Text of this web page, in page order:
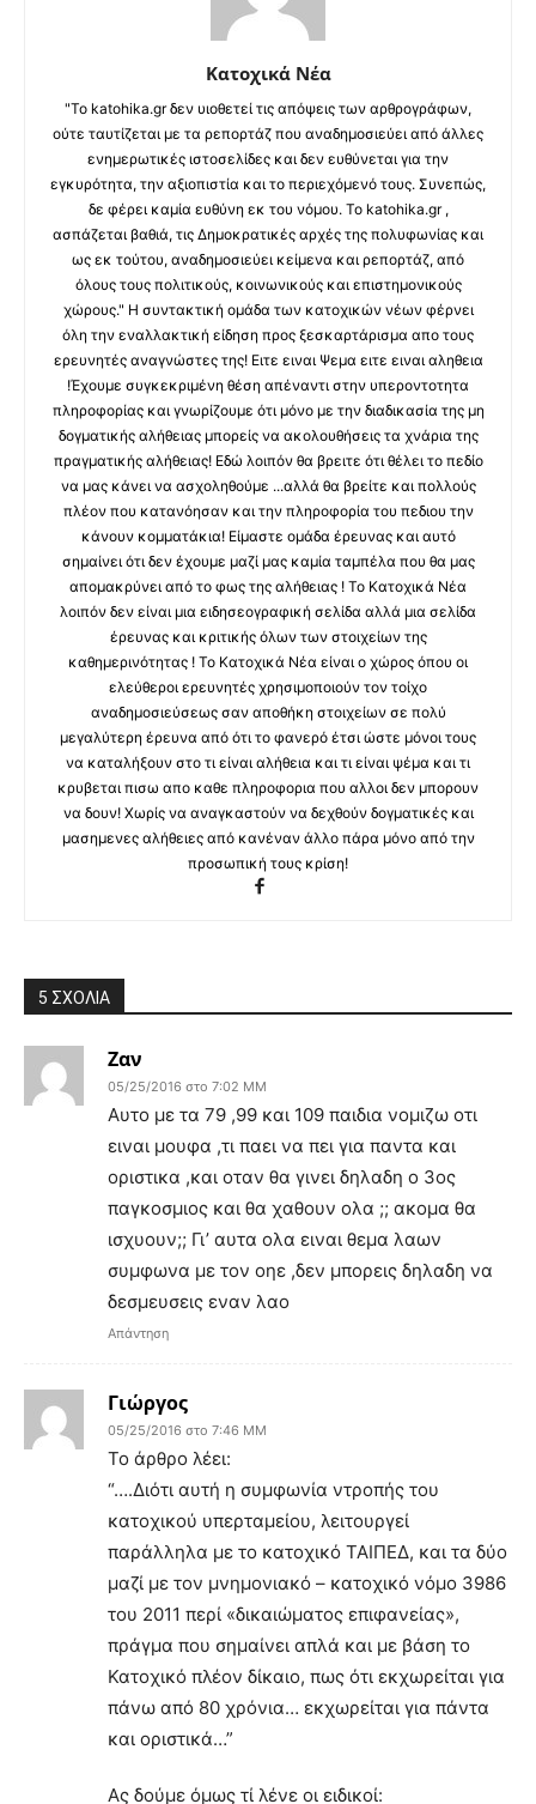
Κατοχικά Νέα
"Το katohika.gr δεν υιοθετεί τις απόψεις των αρθρογράφων,
ούτε ταυτίζεται με τα ρεπορτάζ που αναδημοσιεύει από άλλες
ενημερωτικές ιστοσελίδες και δεν ευθύνεται για την
εγκυρότητα, την αξιοπιστία και το περιεχόμενό τους. Συνεπώς,
δε φέρει καμία ευθύνη εκ του νόμου. Το katohika.gr ,
ασπάζεται βαθιά, τις Δημοκρατικές αρχές της πολυφωνίας και
ως εκ τούτου, αναδημοσιεύει κείμενα και ρεπορτάζ, από
όλους τους πολιτικούς, κοινωνικούς και επιστημονικούς
χώρους." Η συντακτική ομάδα των κατοχικών νέων φέρνει
όλη την εναλλακτική είδηση προς ξεσκαρτάρισμα απο τους
ερευνητές αναγνώστες της! Ειτε ειναι Ψεμα ειτε ειναι αληθεια
!Έχουμε συγκεκριμένη θέση απέναντι στην υπεροντοτητα
πληροφορίας και γνωρίζουμε ότι μόνο με την διαδικασία της μη
δογματικής αλήθειας μπορείς να ακολουθήσεις τα χνάρια της
πραγματικής αλήθειας! Εδώ λοιπόν θα βρειτε ότι θέλει το πεδίο
να μας κάνει να ασχοληθούμε ...αλλά θα βρείτε και πολλούς
πλέον που κατανόησαν και την πληροφορία του πεδιου την
κάνουν κομματάκια! Είμαστε ομάδα έρευνας και αυτό
σημαίνει ότι δεν έχουμε μαζί μας καμία ταμπέλα που θα μας
απομακρύνει από το φως της αλήθειας ! Το Κατοχικά Νέα
λοιπόν δεν είναι μια ειδησεογραφική σελίδα αλλά μια σελίδα
έρευνας και κριτικής όλων των στοιχείων της
καθημερινότητας ! Το Κατοχικά Νέα είναι ο χώρος όπου οι
ελεύθεροι ερευνητές χρησιμοποιούν τον τοίχο
αναδημοσιεύσεως σαν αποθήκη στοιχείων σε πολύ
μεγαλύτερη έρευνα από ότι το φανερό έτσι ώστε μόνοι τους
να καταλήξουν στο τι είναι αλήθεια και τι είναι ψέμα και τι
κρυβεται πισω απο καθε πληροφορια που αλλοι δεν μπορουν
να δουν! Χωρίς να αναγκαστούν να δεχθούν δογματικές και
μασημενες αλήθειες από κανέναν άλλο πάρα μόνο από την
προσωπική τους κρίση!
5 ΣΧΟΛΙΑ
Ζαν
05/25/2016 στο 7:02 ΜΜ
Αυτο με τα 79 ,99 και 109 παιδια νομιζω οτι
ειναι μουφα ,τι παει να πει για παντα και
οριστικα ,και οταν θα γινει δηλαδη ο 3ος
παγκοσμιος και θα χαθουν ολα ;; ακομα θα
ισχυουν;; Γι’ αυτα ολα ειναι θεμα λαων
συμφωνα με τον οηε ,δεν μπορεις δηλαδη να
δεσμευσεις εναν λαο
Απάντηση
Γιώργος
05/25/2016 στο 7:46 ΜΜ
Το άρθρο λέει:
“….Διότι αυτή η συμφωνία ντροπής του
κατοχικού υπερταμείου, λειτουργεί
παράλληλα με το κατοχικό ΤΑΙΠΕΔ, και τα δύο
μαζί με τον μνημονιακό – κατοχικό νόμο 3986
του 2011 περί «δικαιώματος επιφανείας»,
πράγμα που σημαίνει απλά και με βάση το
Κατοχικό πλέον δίκαιο, πως ότι εκχωρείται για
πάνω από 80 χρόνια… εκχωρείται για πάντα
και οριστικά…”
Ας δούμε όμως τί λένε οι ειδικοί: